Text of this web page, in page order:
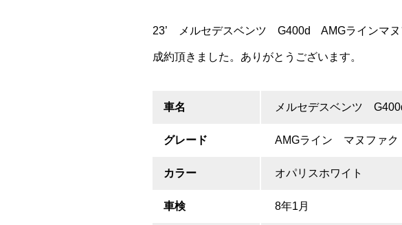
23’ メルセデスベンツ G400d AMGラインマ
成約頂きました。ありがとうございます。
車名 メルセデスベンツ
グレード AMGライン マヌファク
カラー オパリスホワイト
車検 8年1月